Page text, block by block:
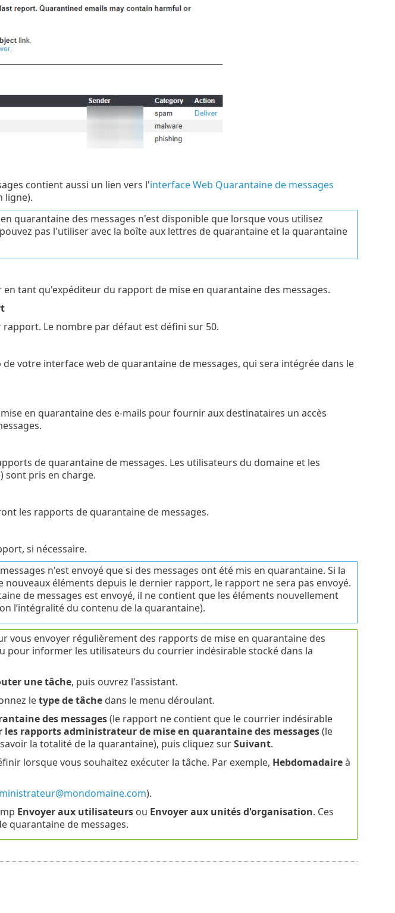
contient aussi un lien vers l'interface Web Quarantaine de messages
ligne).
quarantaine des messages n'est disponible que lorsque vous utilisez
pas l'utiliser avec la boîte aux lettres de quarantaine et la quarantaine
tant qu'expéditeur du rapport de mise en quarantaine des messages.
Le nombre par défaut est défini sur 50.
votre interface web de quarantaine de messages, qui sera intégrée dans le
en quarantaine des e-mails pour fournir aux destinataires un accès
de quarantaine de messages. Les utilisateurs du domaine et les
sont pris en charge.
les rapports de quarantaine de messages.
si nécessaire.
n'est envoyé que si des messages ont été mis en quarantaine. Si la
nouveaux éléments depuis le dernier rapport, le rapport ne sera pas envoyé.
de messages est envoyé, il ne contient que les éléments nouvellement
l’intégralité du contenu de la quarantaine).
vous envoyer régulièrement des rapports de mise en quarantaine des
pour informer les utilisateurs du courrier indésirable stocké dans la
une tâche, puis ouvrez l'assistant.
letype de tâchedans le menu déroulant.
des messages(le rapport ne contient que le courrier indésirable
les rapports administrateur de mise en quarantaine des messages(le
la totalité de la quarantaine), puis cliquez surSuivant.
lorsque vous souhaitez exécuter la tâche. Par exemple, Hebdomadaireà
).
Envoyer aux utilisateursou Envoyer aux unités d'organisation. Ces
quarantaine de messages.